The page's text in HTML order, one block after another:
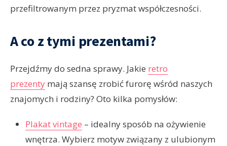
przefiltrowanym przez pryzmat współczesności.
A co z tymi prezentami?
Przejdźmy do sedna sprawy. Jakie retro
prezenty mają szansę zrobić furorę wśród naszych
znajomych i rodziny? Oto kilka pomysłów:
Plakat vintage – idealny sposób na ożywienie
wnętrza. Wybierz motyw związany z ulubionym